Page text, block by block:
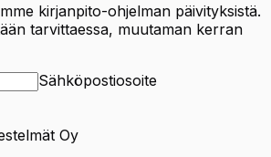
kirjanpito-ohjelman päivityksistä.
tarvittaessa, muutaman kerran
Sähköpostiosoite
Oy